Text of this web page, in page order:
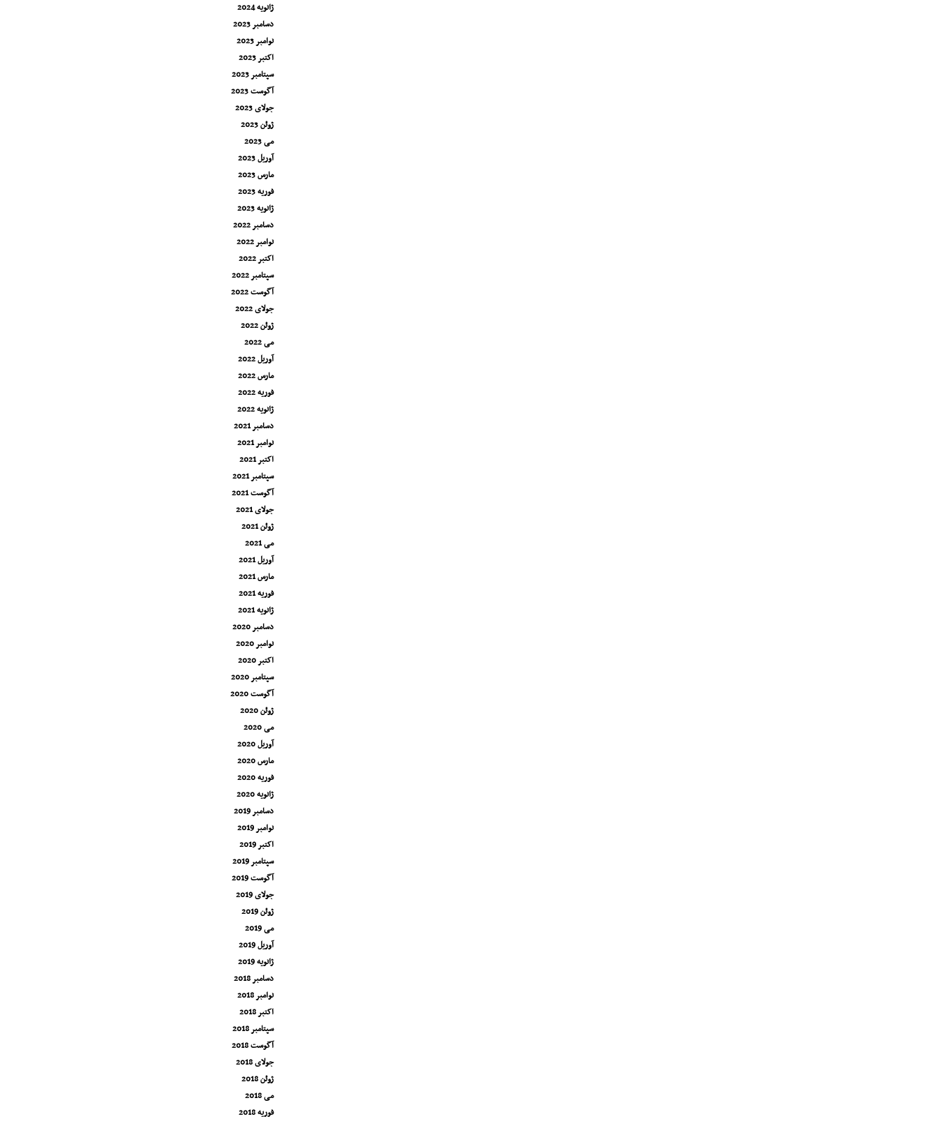
ژانویه 2024
دسامبر 2023
نوامبر 2023
اکتبر 2023
سپتامبر 2023
آگوست 2023
جولای 2023
ژوئن 2023
می 2023
آوریل 2023
مارس 2023
فوریه 2023
ژانویه 2023
دسامبر 2022
نوامبر 2022
اکتبر 2022
سپتامبر 2022
آگوست 2022
جولای 2022
ژوئن 2022
می 2022
آوریل 2022
مارس 2022
فوریه 2022
ژانویه 2022
دسامبر 2021
نوامبر 2021
اکتبر 2021
سپتامبر 2021
آگوست 2021
جولای 2021
ژوئن 2021
می 2021
آوریل 2021
مارس 2021
فوریه 2021
ژانویه 2021
دسامبر 2020
نوامبر 2020
اکتبر 2020
سپتامبر 2020
آگوست 2020
ژوئن 2020
می 2020
آوریل 2020
مارس 2020
فوریه 2020
ژانویه 2020
دسامبر 2019
نوامبر 2019
اکتبر 2019
سپتامبر 2019
آگوست 2019
جولای 2019
ژوئن 2019
می 2019
آوریل 2019
ژانویه 2019
دسامبر 2018
نوامبر 2018
اکتبر 2018
سپتامبر 2018
آگوست 2018
جولای 2018
ژوئن 2018
می 2018
فوریه 2018